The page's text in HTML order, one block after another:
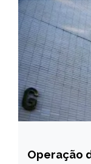
BRASIL
Operação